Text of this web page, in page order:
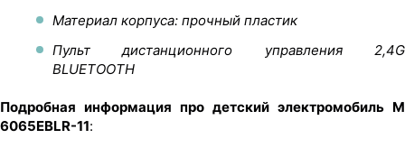
Материал корпуса: прочный пластик
Пульт дистанционного управления 2,4G
BLUETOOTH
Подробная информация про детский электромобиль M
6065EBLR-11: